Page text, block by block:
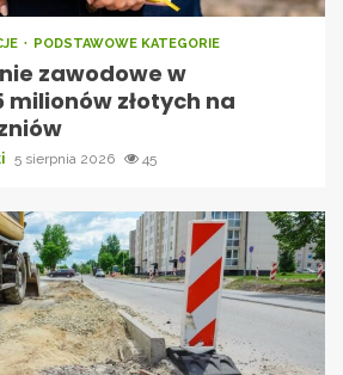
PODSTAWOWE KATEGORIE
zawodowe w
milionów złotych na
5 sierpnia 2026 45